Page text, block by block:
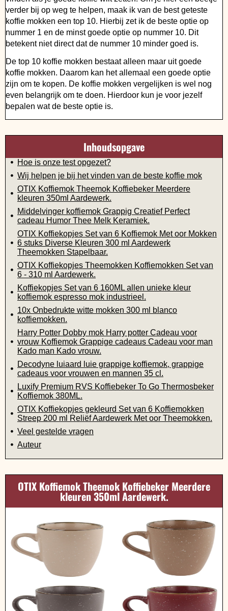
verder bij op weg te helpen, maak ik van de best geteste
koffie mokken een top 10. Hierbij zet ik de beste optie op
nummer 1 en de minst goede optie op nummer 10. Dit
betekent niet direct dat de nummer 10 minder goed is.
De top 10 koffie mokken bestaat alleen maar uit goede
koffie mokken. Daarom kan het allemaal een goede optie
zijn om te kopen. De koffie mokken vergelijken is wel nog
even belangrijk om te doen. Hierdoor kun je voor jezelf
bepalen wat de beste optie is.
Inhoudsopgave
Hoe is onze test opgezet?
Wij helpen je bij het vinden van de beste koffie mok
OTIX Koffiemok Theemok Koffiebeker Meerdere
kleuren 350ml Aardewerk.
Middelvinger koffiemok Grappig Creatief Perfect
cadeau Humor Thee Melk Keramiek.
OTIX Koffiekopjes Set van 6 Koffiemok Met oor Mokken
6 stuks Diverse Kleuren 300 ml Aardewerk
Theemokken Stapelbaar.
OTIX Koffiekopjes Theemokken Koffiemokken Set van
6 - 310 ml Aardewerk.
Koffiekopjes Set van 6 160ML allen unieke kleur
koffiemok espresso mok industrieel.
10x Onbedrukte witte mokken 300 ml blanco
koffiemokken.
Harry Potter Dobby mok Harry potter Cadeau voor
vrouw Koffiemok Grappige cadeaus Cadeau voor man
Kado man Kado vrouw.
Decodyne luiaard luie grappige koffiemok, grappige
cadeaus voor vrouwen en mannen 35 cl.
Luxify Premium RVS Koffiebeker To Go Thermosbeker
Koffiemok 380ML.
OTIX Koffiekopjes gekleurd Set van 6 Koffiemokken
Streep 200 ml Reliëf Aardewerk Met oor Theemokken.
Veel gestelde vragen
Auteur
OTIX Koffiemok Theemok Koffiebeker Meerdere
kleuren 350ml Aardewerk.